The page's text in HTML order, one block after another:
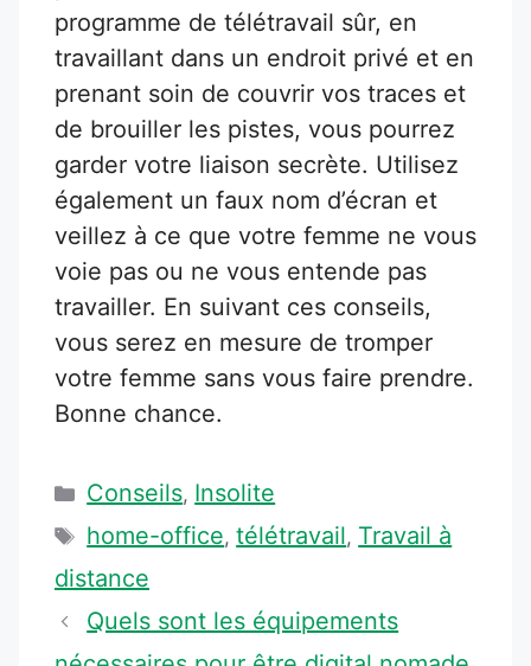
programme de télétravail sûr, en
travaillant dans un endroit privé et en
prenant soin de couvrir vos traces et
de brouiller les pistes, vous pourrez
garder votre liaison secrète. Utilisez
également un faux nom d’écran et
veillez à ce que votre femme ne vous
voie pas ou ne vous entende pas
travailler. En suivant ces conseils,
vous serez en mesure de tromper
votre femme sans vous faire prendre.
Bonne chance.
Catégories
Conseils, Insolite
Étiquettes
home-office,télétravail, Travail à
distance
Quels sont les équipements